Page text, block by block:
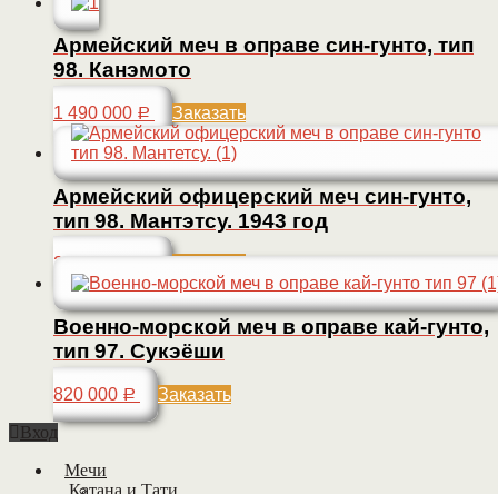
Армейский меч в оправе син-гунто, тип
98. Канэмото
1 490 000 Р Заказать
Армейский офицерский меч син-гунто,
тип 98. Мантэтсу. 1943 год
2 600 000 Заказать
Военно-морской меч в оправе кай-гунто,
тип 97. Сукэёши
820 000 Р
Заказать
Вход
Мечи
Катана и Тати